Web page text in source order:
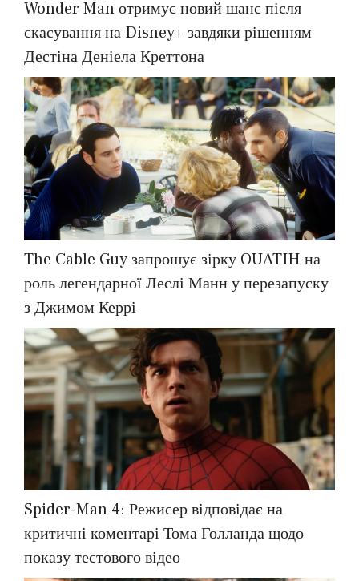
Wonder Man отримує новий шанс після
скасування на Disney+ завдяки рішенням
Дестіна Деніела Креттона
The Cable Guy запрошує зірку OUATIH на
роль легендарної Леслі Манн у перезапуску
з Джимом Керрі
Spider-Man 4: Режисер відповідає на
критичні коментарі Тома Голланда щодо
показу тестового відео